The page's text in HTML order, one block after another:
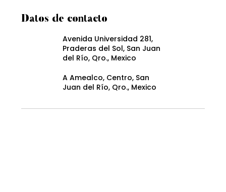
Datos de contacto
Avenida Universidad 281,
Praderas del Sol, San Juan
del Río, Qro., Mexico
A Amealco, Centro, San
Juan del Río, Qro., Mexico